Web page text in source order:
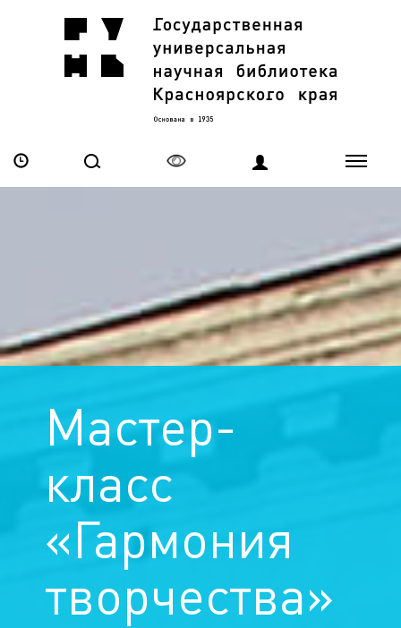
Мастер-
класс
«Гармония
творчества»